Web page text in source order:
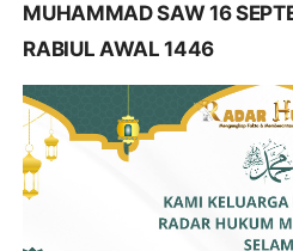
MUHAMMAD SAW 16
RABIUL AWAL 1446